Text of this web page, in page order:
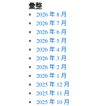
彙整
2026 年 8 月
2026 年 7 月
2026 年 6 月
2026 年 5 月
2026 年 4 月
2026 年 3 月
2026 年 2 月
2026 年 1 月
2025 年 12 月
2025 年 11 月
2025 年 10 月